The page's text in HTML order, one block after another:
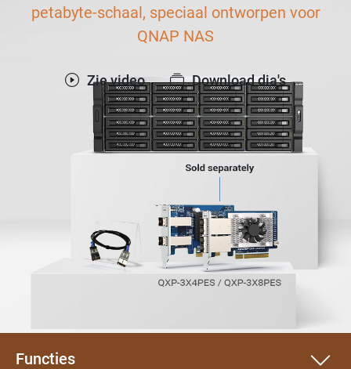
petabyte-schaal, speciaal ontworpen voor
QNAP NAS
Zie video Download dia's
Functies